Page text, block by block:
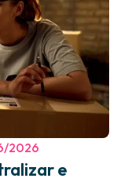
2026
e